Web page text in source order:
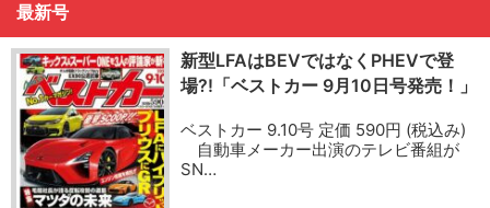
最新号
新型LFAはBEVではなくPHEVで登
場?!「ベストカー 9月10日号発売！」
ベストカー 9.10号 定価 590円 (税込み)
自動車メーカー出演のテレビ番組が
SN…